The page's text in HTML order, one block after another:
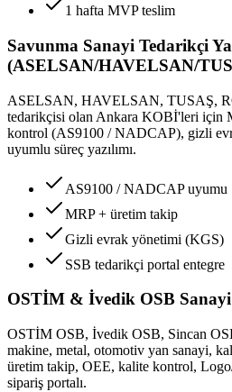
1 hafta MVP teslim
Savunma Sanayi Tedarikçi
(ASELSAN/HAVELSAN/
ASELSAN, HAVELSAN, TUSAŞ,
tedarikçisi olan Ankara KOBİ'leri için
kontrol (AS9100 / NADCAP), gizli
uyumlu süreç yazılımı.
AS9100 / NADCAP uyumu
MRP + üretim takip
Gizli evrak yönetimi (KGS)
SSB tedarikçi portal entegre
OSTİM & İvedik OSB
OSTİM OSB, İvedik OSB, Sincan
makine, metal, otomotiv yan sanayi,
üretim takip, OEE, kalite kontrol,
sipariş portalı.